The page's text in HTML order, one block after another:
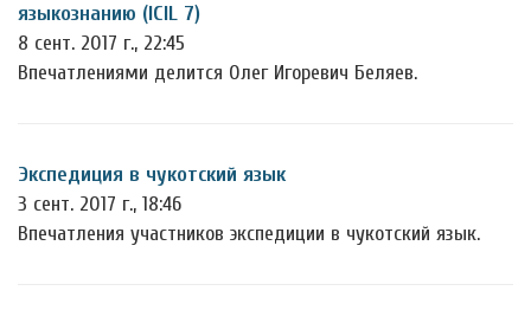
языкознанию (ICIL 7)
8 сент. 2017 г., 22:45
Впечатлениями делится Олег Игоревич Беляев.
Экспедиция в чукотский язык
3 сент. 2017 г., 18:46
Впечатления участников экспедиции в чукотский язык.